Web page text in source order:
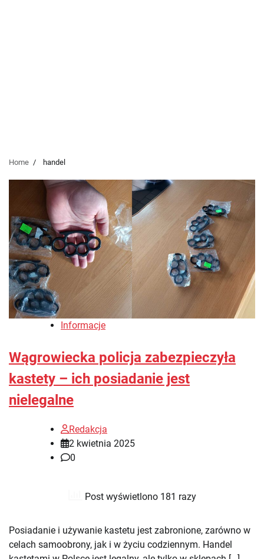
Home handel
Informacje
Wągrowiecka policja zabezpieczyła
kastety – ich posiadanie jest
nielegalne
Redakcja
2 kwietnia 2025
0
Post wyświetlono 181 razy
Posiadanie i używanie kastetu jest zabronione, zarówno w
celach samoobrony, jak i w życiu codziennym. Handel